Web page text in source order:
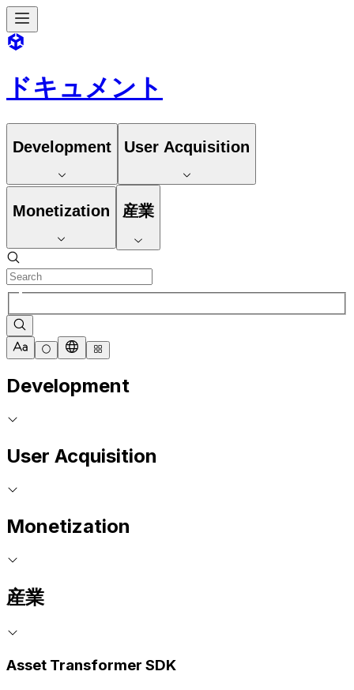
ドキュメント
Development User Acquisition
Monetization 産業
Development
User Acquisition
Monetization
産業
Asset Transformer SDK